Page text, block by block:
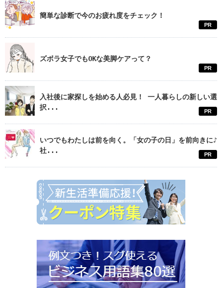
簡単な診断で今のお疲れ度をチェック！
PR
ズボラ女子でもOKな美脚ケアって？
PR
入社後に家探しを始める人必見！ 一人暮らしの新しい選
択...
PR
いつでもわたしは前を向く。「女の子の日」を前向きに♪
社...
PR